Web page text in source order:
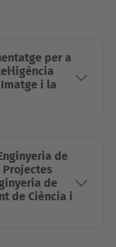
per a
i la
de
de
de Ciència i